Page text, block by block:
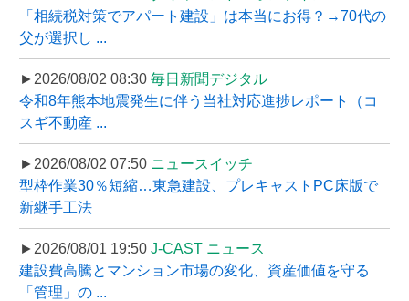
「相続税対策でアパート建設」は本当にお得？→70代の
父が選択し ...
►2026/08/02 08:30 毎日新聞デジタル
令和8年熊本地震発生に伴う当社対応進捗レポート（コ
スギ不動産 ...
►2026/08/02 07:50 ニュースイッチ
型枠作業30％短縮…東急建設、プレキャストPC床版で
新継手工法
►2026/08/01 19:50 J-CAST ニュース
建設費高騰とマンション市場の変化、資産価値を守る
「管理」の ...